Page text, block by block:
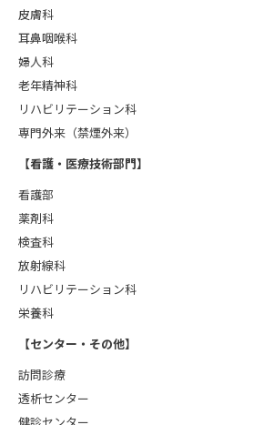
皮膚科
耳鼻咽喉科
婦人科
老年精神科
リハビリテーション科
専門外来（禁煙外来）
【看護・医療技術部門】
看護部
薬剤科
検査科
放射線科
リハビリテーション科
栄養科
【センター・その他】
訪問診療
透析センター
健診センター